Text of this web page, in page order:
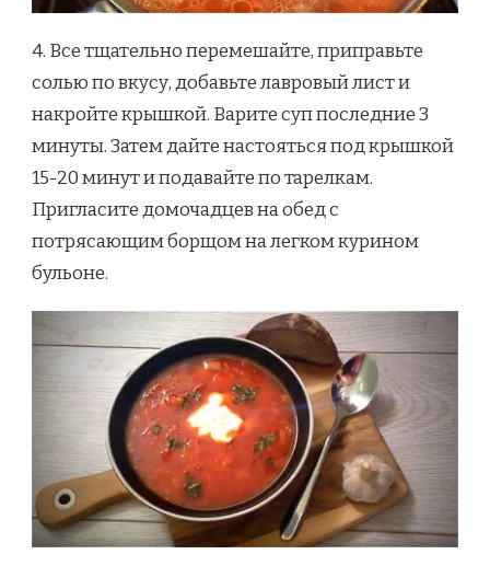
4. Все тщательно перемешайте, приправьте
солью по вкусу, добавьте лавровый лист и
накройте крышкой. Варите суп последние 3
минуты. Затем дайте настояться под крышкой
15-20 минут и подавайте по тарелкам.
Пригласите домочадцев на обед с
потрясающим борщом на легком курином
бульоне.